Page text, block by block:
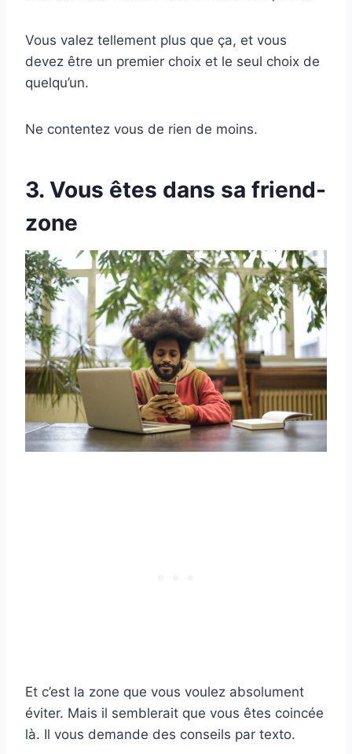
Vous valez tellement plus que ça, et vous
devez être un premier choix et le seul choix de
quelqu’un.
Ne contentez vous de rien de moins.
3. Vous êtes dans sa friend-
zone
Et c’est la zone que vous voulez absolument
éviter. Mais il semblerait que vous êtes coincée
là. Il vous demande des conseils par texto.